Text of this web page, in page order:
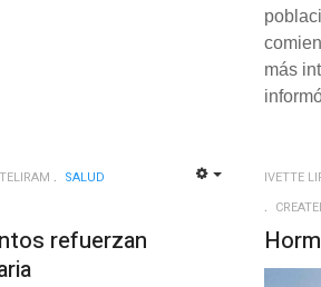
más
SALUD
refuerzan
IVETTE